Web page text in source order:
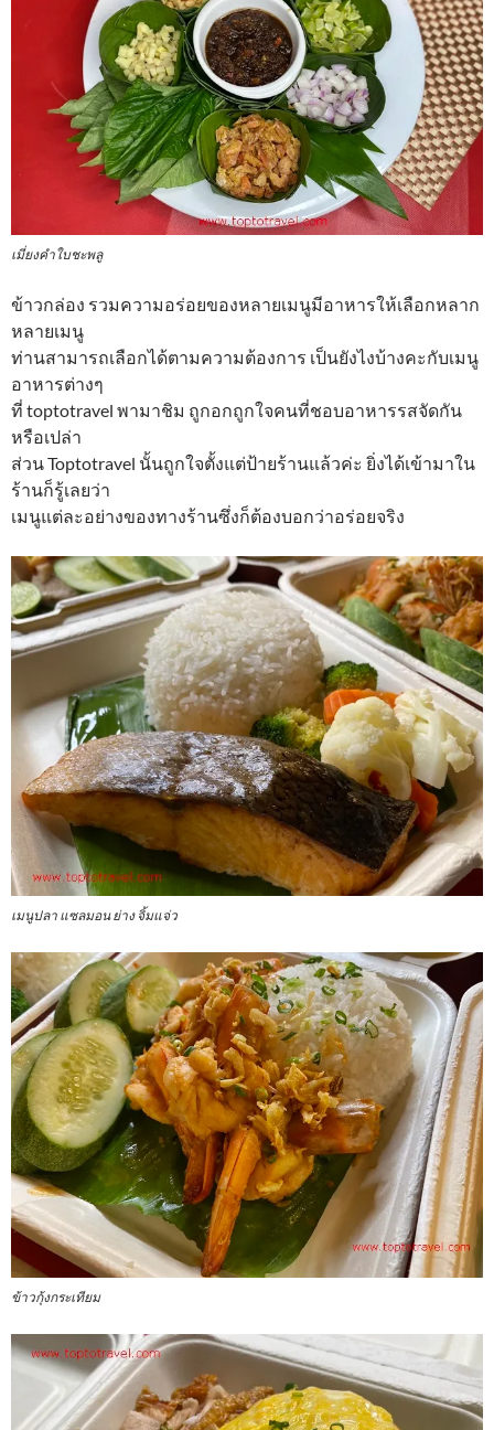
เมี่ยงคำใบชะพลู
ข้าวกล่อง รวมความอร่อยของหลายเมนูมีอาหารให้เลือกหลาก
หลายเมนู
ท่านสามารถเลือกได้ตามความต้องการ เป็นยังไงบ้างคะกับเมนู
อาหารต่างๆ
ที่ toptotravel พามาชิม ถูกอกถูกใจคนที่ชอบอาหารรสจัดกัน
หรือเปล่า
ส่วน Toptotravel นั้นถูกใจตั้งแต่ป้ายร้านแล้วค่ะ ยิ่งได้เข้ามาใน
ร้านก็รู้เลยว่า
เมนูแต่ละอย่างของทางร้านซึ่งก็ต้องบอกว่าอร่อยจริง
เมนูปลา แซลมอน ย่าง จิ้มแจ่ว
ข้าวกุ้งกระเทียม